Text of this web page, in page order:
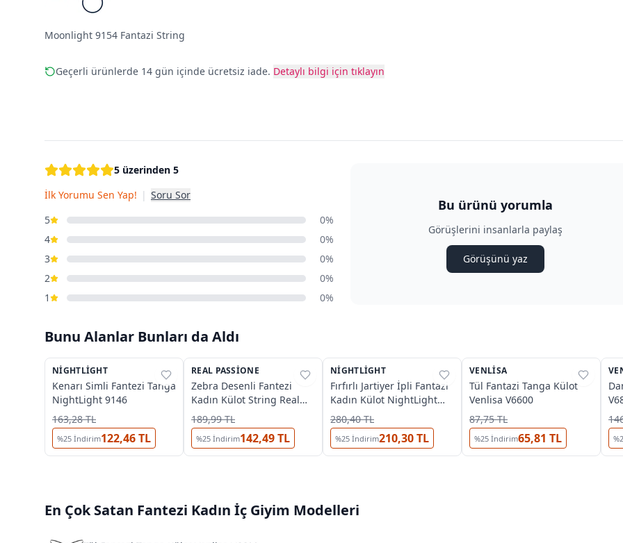
Moonlight 9154 Fantazi String
Geçerli ürünlerde 14 gün içinde ücretsiz iade. Detaylı bilgi için tıklayın
5 üzerinden 5
İlk Yorumu Sen Yap! | Soru Sor
5
0%
4
0%
3
0%
2
0%
1
0%
Bu ürünü yorumla
Görüşlerini insanlarla paylaş
Görüşünü yaz
Bunu Alanlar Bunları da Aldı
%37
NIGHTLIGHT
Kenarı Simli Fantezi Tanga
NightLight 9146
163,28 TL
%25 İndirim122,46 TL
%43
REAL PASSIONE
Zebra Desenli Fantezi
Kadın Külot String Real
Passione 297
189,99 TL
%25 İndirim142,49 TL
%38
NIGHTLIGHT
Fırfırlı Jartiyer İpli Fantazi
Kadın Külot NightLight
9131
280,40 TL
%25 İndirim210,30 TL
%33
VENLISA
Tül Fantazi Tanga Külot
Venlisa V6600
87,75 TL
%25 İndirim65,81 TL
%
%
En Çok Satan Fantezi Kadın İç Giyim Modelleri